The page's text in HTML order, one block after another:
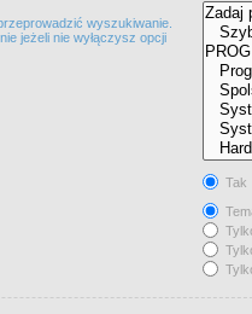
wyszukiwanie.
jeżeli nie wyłączysz opcji
Tak